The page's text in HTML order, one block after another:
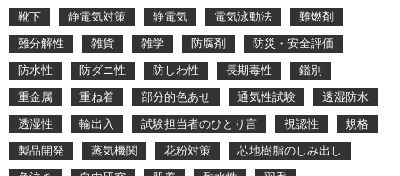
靴下
静電気対策 静電気 電気泳動法
難燃剤
難分解性
雑貨 雑学 防腐剤
防災・安全評価
防水性
防ダニ性 防しわ性 長期毒性
鑑別
重金属
重ね着 部分的色あせ 通気性試験
透湿防水
透湿性
輸出入 試験担当者のひとり言 視認性
規格
製品開発
蒸気機関 花粉対策
芯地樹脂のしみ出し